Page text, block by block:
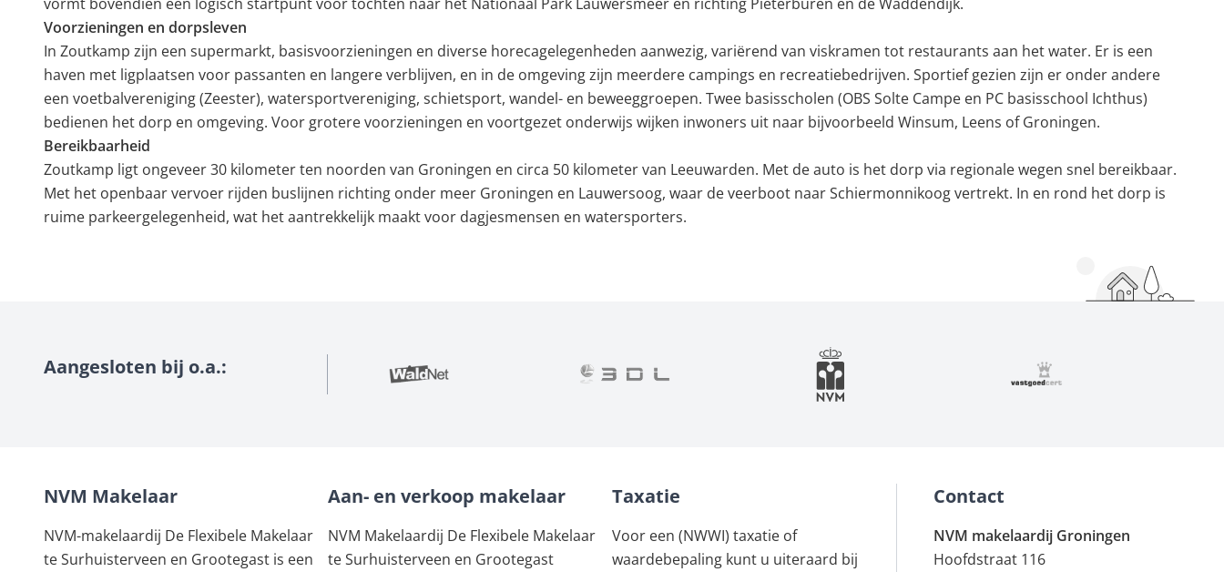
Voorzieningen en dorpsleven
In Zoutkamp zijn een supermarkt, basisvoorzieningen en diverse horecagelegenheden aanwezig, variërend van viskramen tot restaurants aan het water. Er is een
haven met ligplaatsen voor passanten en langere verblijven, en in de omgeving zijn meerdere campings en recreatiebedrijven. Sportief gezien zijn er onder andere
een voetbalvereniging (Zeester), watersportvereniging, schietsport, wandel- en beweeggroepen. Twee basisscholen (OBS Solte Campe en PC basisschool Ichthus)
bedienen het dorp en omgeving. Voor grotere voorzieningen en voortgezet onderwijs wijken inwoners uit naar bijvoorbeeld Winsum, Leens of Groningen.
Bereikbaarheid
Zoutkamp ligt ongeveer 30 kilometer ten noorden van Groningen en circa 50 kilometer van Leeuwarden. Met de auto is het dorp via regionale wegen snel bereikbaar.
Met het openbaar vervoer rijden buslijnen richting onder meer Groningen en Lauwersoog, waar de veerboot naar Schiermonnikoog vertrekt. In en rond het dorp is
ruime parkeergelegenheid, wat het aantrekkelijk maakt voor dagjesmensen en watersporters.
Aangesloten bij o.a.:
NVM Makelaar
NVM-makelaardij De Flexibele Makelaar
te Surhuisterveen en Grootegast is een
Aan- en verkoop makelaar
NVM Makelaardij De Flexibele Makelaar
te Surhuisterveen en Grootegast
Taxatie
Voor een (NWWI) taxatie of
waardebepaling kunt u uiteraard bij
Contact
NVM makelaardij Groningen
Hoofdstraat 116